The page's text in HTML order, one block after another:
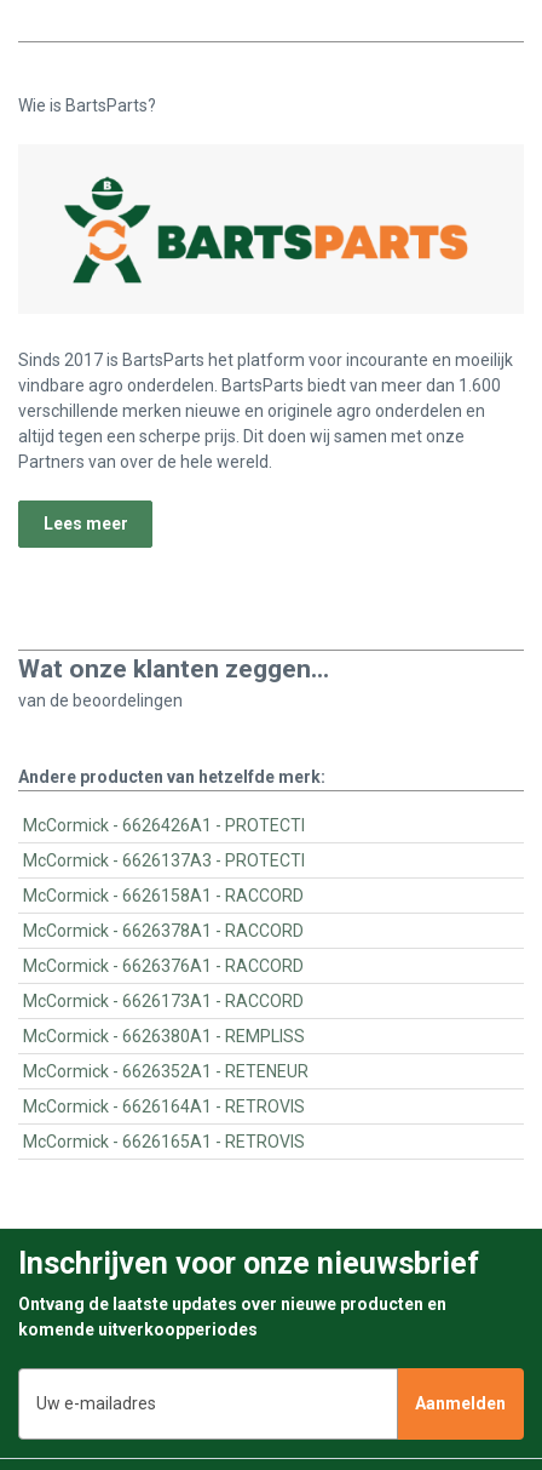
Wie is BartsParts?
Sinds 2017 is BartsParts het platform voor incourante en moeilijk
vindbare agro onderdelen. BartsParts biedt van meer dan 1.600
verschillende merken nieuwe en originele agro onderdelen en
altijd tegen een scherpe prijs. Dit doen wij samen met onze
Partners van over de hele wereld.
Lees meer
Wat onze klanten zeggen...
van de beoordelingen
Andere producten van hetzelfde merk:
McCormick - 6626426A1 - PROTECTI
McCormick - 6626137A3 - PROTECTI
McCormick - 6626158A1 - RACCORD
McCormick - 6626378A1 - RACCORD
McCormick - 6626376A1 - RACCORD
McCormick - 6626173A1 - RACCORD
McCormick - 6626380A1 - REMPLISS
McCormick - 6626352A1 - RETENEUR
McCormick - 6626164A1 - RETROVIS
McCormick - 6626165A1 - RETROVIS
Inschrijven voor onze nieuwsbrief
Ontvang de laatste updates over nieuwe producten en
komende uitverkoopperiodes
mailadres